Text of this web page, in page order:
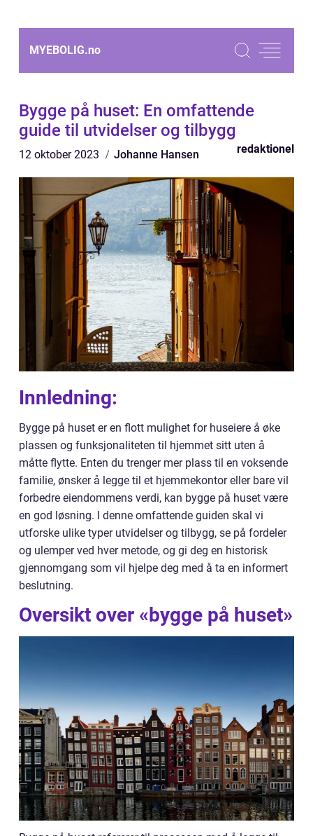
MYEBOLIG.no
Bygge på huset: En omfattende
guide til utvidelser og tilbygg
12 oktober 2023 Johanne Hansen redaktionel
Innledning:
Bygge på huset er en flott mulighet for huseiere å øke
plassen og funksjonaliteten til hjemmet sitt uten å
måtte flytte. Enten du trenger mer plass til en voksende
familie, ønsker å legge til et hjemmekontor eller bare vil
forbedre eiendommens verdi, kan bygge på huset være
en god løsning. I denne omfattende guiden skal vi
utforske ulike typer utvidelser og tilbygg, se på fordeler
og ulemper ved hver metode, og gi deg en historisk
gjennomgang som vil hjelpe deg med å ta en informert
beslutning.
Oversikt over «bygge på huset»